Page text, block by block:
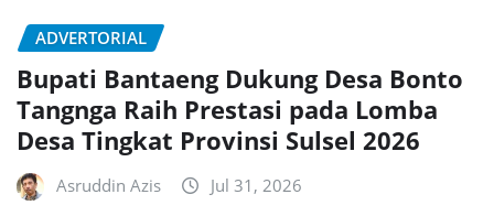
ADVERTORIAL
Bupati Bantaeng Dukung Desa Bonto
Tangnga Raih Prestasi pada Lomba
Desa Tingkat Provinsi Sulsel 2026
Asruddin Azis Jul 31, 2026